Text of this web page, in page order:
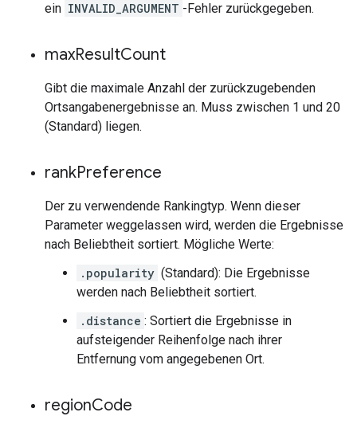
ein INVALID_ARGUMENT -Fehler zurückgegeben.
maxResultCount
Gibt die maximale Anzahl der zurückzugebenden
Ortsangabenergebnisse an. Muss zwischen 1 und 20
(Standard) liegen.
rankPreference
Der zu verwendende Rankingtyp. Wenn dieser
Parameter weggelassen wird, werden die Ergebnisse
nach Beliebtheit sortiert. Mögliche Werte:
.popularity (Standard): Die Ergebnisse
werden nach Beliebtheit sortiert.
.distance : Sortiert die Ergebnisse in
aufsteigender Reihenfolge nach ihrer
Entfernung vom angegebenen Ort.
regionCode